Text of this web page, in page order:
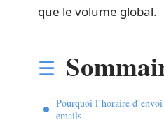
que le volume global.
Pourquoi l’horaire
emails